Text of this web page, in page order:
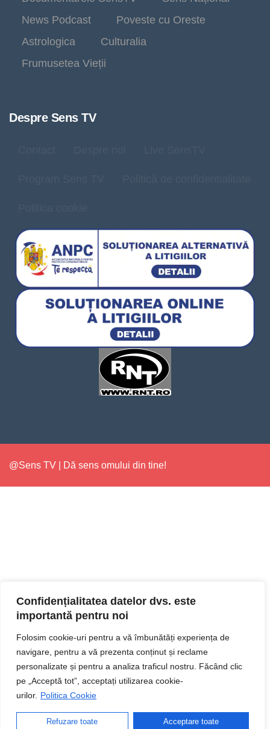
Confidențialitatea datelor dvs. este
importantă pentru noi
Folosim cookie-uri pentru a vă îmbunătăți experiența de
navigare, pentru a vă prezenta conținut și reclame
personalizate și pentru a analiza traficul nostru. Făcând clic
pe „Acceptă tot”, acceptați utilizarea cookie-
urilor. Politica Cookie
Refuzare toate Acceptare toate
News Podcast
Poveste cu Oreste
Astrologica
Culturalia
Frumusetea Vieții
Despre Sens TV
@Sens TV | Dă sens omului din tine!